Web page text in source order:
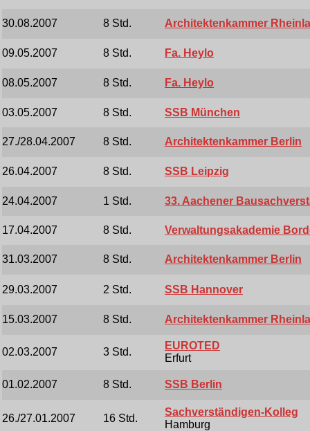
30.08.2007 8 Std. Architektenkammer
09.05.2007 8 Std. Fa. Heylo
08.05.2007 8 Std. Fa. Heylo
03.05.2007 8 Std. SSB München
27./28.04.2007 8 Std. Architektenkammer Berlin
26.04.2007 8 Std. SSB Leipzig
24.04.2007 1 Std. 33. Aachener
17.04.2007 8 Std. Verwaltungsakademie
31.03.2007 8 Std. Architektenkammer Berlin
29.03.2007 2 Std. SSB Hannover
15.03.2007 8 Std. Architektenkammer
02.03.2007 3 Std.
EUROTED
Erfurt
01.02.2007 8 Std. SSB Berlin
26./27.01.2007 16 Std.
Sachverständigen-Kolleg
Hamburg